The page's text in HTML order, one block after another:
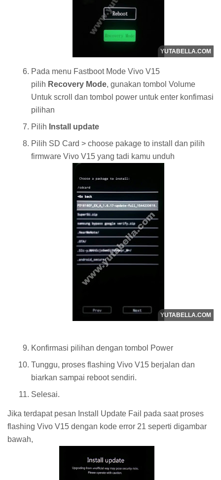
Pada menu Fastboot Mode Vivo V15
pilih Recovery Mode, gunakan tombol Volume
Untuk scroll dan tombol power untuk enter konfimasi
pilihan
Pilih Install update
Pilih SD Card > choose pakage to install dan pilih
firmware Vivo V15 yang tadi kamu unduh
Konfirmasi pilihan dengan tombol Power
Tunggu, proses flashing Vivo V15 berjalan dan
biarkan sampai reboot sendiri.
Selesai.
Jika terdapat pesan Install Update Fail pada saat proses
flashing Vivo V15 dengan kode error 21 seperti digambar
bawah,